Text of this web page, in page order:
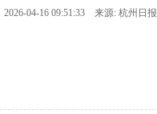
2026-04-16 09:51:33 来源: 杭州日报